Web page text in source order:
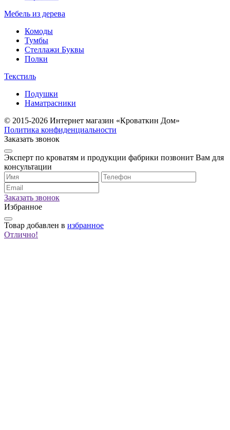
Мебель из дерева
Комоды
Тумбы
Стеллажи Буквы
Полки
Текстиль
Подушки
Наматрасники
© 2015-2026 Интернет магазин «Кроваткин Дом»
Политика конфиденциальности
Заказать звонок
Эксперт по кроватям и продукции фабрики позвонит Вам для
консультации
Заказать звонок
Избранное
Товар добавлен в избранное
Отлично!